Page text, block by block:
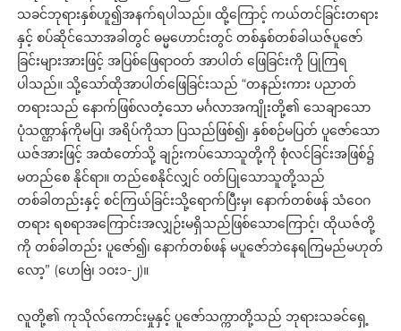
သခင်ဘုရားနှစ်ဟူ၍အနက်ရပါသည်။ ထို့ကြောင့် ကယ်တင်ခြင်းတရား
နှင့် စပ်ဆိုင်သောအခါတွင် ဓမ္မဟောင်းတွင် တစ်နှစ်တစ်ခါယဇ်ပူဇော်
ခြင်းများအားဖြင့် အပြစ်ဖြေရာဝတ် အာပါတ် ဖြေခြင်းကို ပြုကြရ
ပါသည်။ သို့သော်ထိုအာပါတ်ဖြေခြင်းသည် “တနည်းကား ပညာတ်
တရားသည် နောက်ဖြစ်လတံ့သော မင်္ဂလာအကျိုးတို့၏ သေချာသော
ပုံသဏ္ဌာန်ကိုမပြ၊ အရိပ်ကိုသာ ပြသည်ဖြစ်၍၊ နှစ်စဉ်မပြတ် ပူဇော်သော
ယဇ်အားဖြင့် အထံတော်သို့ ချဉ်းကပ်သောသူတို့ကို စုံလင်ခြင်းအဖြစ်၌
မတည်စေ နိုင်ရာ။ တည်စေနိုင်လျှင် ဝတ်ပြုသောသူတို့သည်
တစ်ခါတည်းနှင့် စင်ကြယ်ခြင်းသို့ရောက်ပြီးမှ၊ နောက်တစ်ဖန် သံဝေဂ
တရား ရစရာအကြောင်းအလျှဉ်းမရှိသည်ဖြစ်သောကြောင့်၊ ထိုယဇ်တို့
ကို တစ်ခါတည်း ပူဇော်၍၊ နောက်တစ်ဖန် မပူဇော်ဘဲနေရကြမည်မဟုတ်
လော့” (ဟေဗြဲ၊ ၁ဝး၁-၂)။
လူတို့၏ ကုသိုလ်ကောင်းမှုနှင့် ပူဇော်သက္ကာတို့သည် ဘုရားသခင်ရှေ့